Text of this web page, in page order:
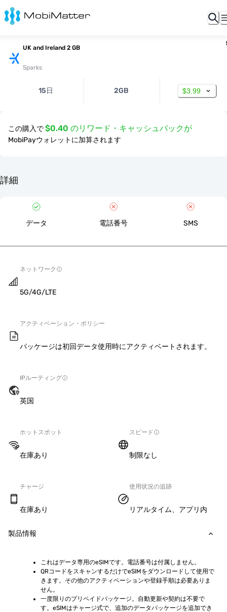
UK and Ireland 2 GB
Sparks
15日 2GB $3.99
この購入で$0.40 のリワード・キャッシュバックが
MobiPayウォレットに加算されます
詳細
データ 電話番号 SMS
ネットワーク
5G/4G/LTE
アクティベーション・ポリシー
パッケージは初回データ使用時にアクティベートされます。
IPルーティング
英国
ホットスポット
在庫あり
スピード
制限なし
チャージ
在庫あり
使用状況の追跡
リアルタイム、アプリ内
製品情報
これはデータ専用のeSIMです。電話番号は付属しません。
QRコードをスキャンするだけでeSIMをダウンロードして使用で
きます。その他のアクティベーションや登録手順は必要ありま
せん。
一度限りのプリペイドパッケージ。自動更新や契約は不要で
す。eSIMはチャージ式で、追加のデータパッケージを追加でき